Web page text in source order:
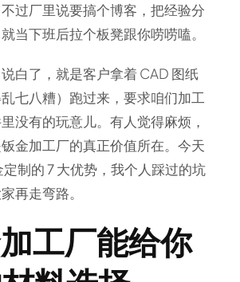
过厂里说要搞个博客，把经验分
当下班后拉个板凳跟你唠唠嗑。
白了，就是客户拿着 CAD 图纸
乱七八糟）跑过来，要求咱们加工
没有的玩意儿。有人觉得麻烦，
金加工厂的真正价值所在。今天
制的 7 大优势，我个人踩过的坑
再走弯路。
工厂能给你